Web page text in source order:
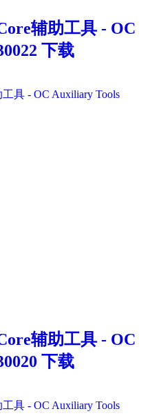
辅助工具 - OC
下载
辅助工具 - OC
下载